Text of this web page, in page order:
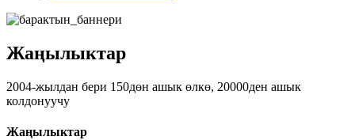
Жаңылыктар
2004-жылдан бери 150дөн ашык өлкө, 20000ден ашык
колдонуучу
Жаңылыктар